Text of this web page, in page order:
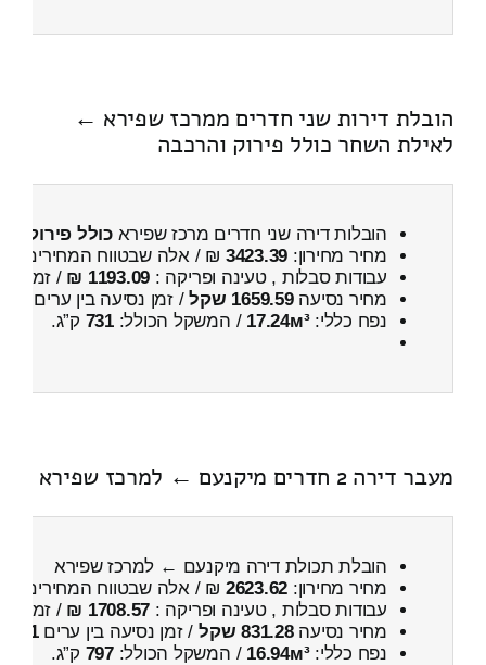
הובלת דירות שני חדרים ממרכז שפירא ←
לאילת השחר כולל פירוק והרכבה
הובלות דירה שני חדרים מרכז שפיראכולל פירוק
מחיר מחירון: 3423.39 ₪ / אלה שבטווח המחירים
עבודות סבלות , טעינה ופריקה : 1193.09 ₪ / זמן :
מחיר נסיעה1659.59 שקל / זמן נסיעה בין ערים
נפח כללי:17.24м³ / המשקל הכולל:731 ק”ג.
מעבר דירה 2 חדרים מיקנעם ← למרכז שפירא
הובלת תכולת דירה מיקנעם ← למרכז שפירא
מחיר מחירון: 2623.62 ₪ / אלה שבטווח המחירים
עבודות סבלות , טעינה ופריקה : 1708.57 ₪ / זמן :
מחיר נסיעה831.28 שקל / זמן נסיעה בין ערים1 שעות , 10 דקות
נפח כללי:16.94м³ / המשקל הכולל:797 ק”ג.